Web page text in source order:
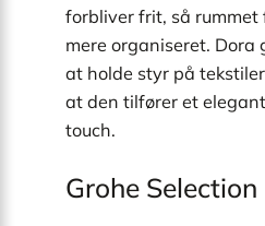
forbliver frit, så rummet
mere organiseret. Dora
at holde styr på
at den tilfører et
touch.
Grohe